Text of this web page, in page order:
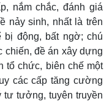
nắm chắc, đánh giá
nảy sinh, nhất là trên
bị động, bất ngờ; chú
chiến, đề án xây dựng
tổ chức, biên chế một
các cấp tăng cường
tư tưởng, tuyên truyền